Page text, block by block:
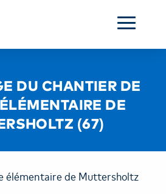
DU CHANTIER DE
DE
(67)
élémentaire de Muttersholtz